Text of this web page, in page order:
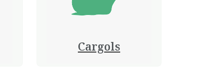
Cargols